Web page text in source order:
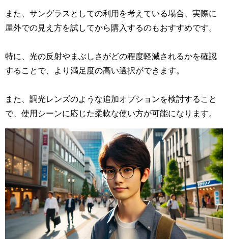
また、サングラスとしての利用を考えている場合、実際に
屋外での見え方を試してから購入するのもおすすめです。
特に、光の反射やまぶしさがどの程度軽減されるかを確認
することで、より満足度の高い選択ができます。
また、調光レンズのような追加オプションを検討すること
で、使用シーンに応じた柔軟な使い方が可能になります。